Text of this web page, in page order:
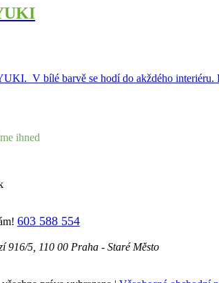
V bílé barvě se hodí do akždého interiéru.
ihned
603 588 554
916/5, 110 00 Praha - Staré Město